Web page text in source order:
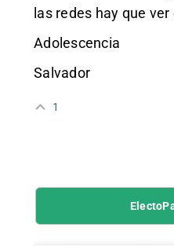
las redes hay que
Adolescencia
Salvador
1